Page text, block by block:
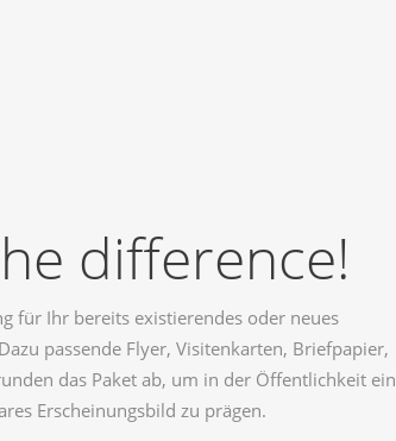
difference!
für Ihr bereits existierendes oder neues
passende Flyer, Visitenkarten, Briefpapier,
das Paket ab, um in der Öffentlichkeit ein
Erscheinungsbild zu prägen.